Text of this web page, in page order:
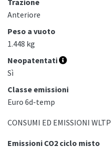
Trazione
Anteriore
Peso a vuoto
1.448 kg
Neopatentati
Sì
Classe emissioni
Euro 6d-temp
CONSUMI ED EMISSIONI WLTP
Emissioni CO2 ciclo misto